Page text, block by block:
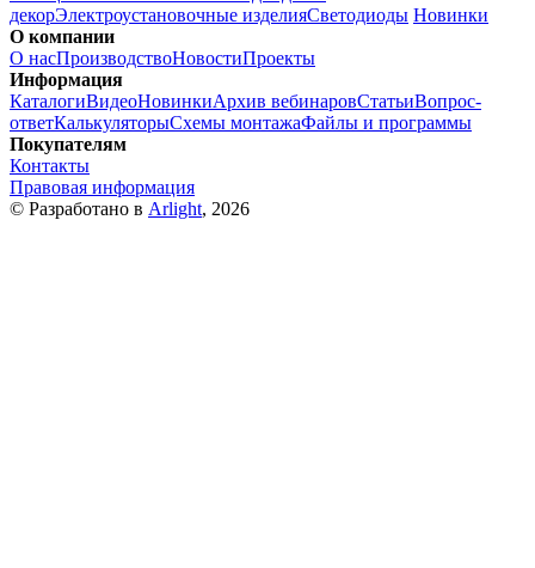
декорЭлектроустановочные изделияСветодиоды Новинки
О компании
О насПроизводствоНовостиПроекты
Информация
КаталогиВидеоНовинкиАрхив вебинаровСтатьиВопрос-
ответКалькуляторыСхемы монтажаФайлы и программы
Покупателям
Контакты
Правовая информация
© Разработано в Arlight, 2026